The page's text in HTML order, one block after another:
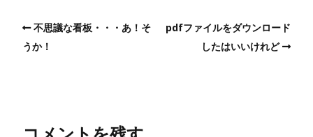
不思議な看板・・・あ！そ
うか！
pdfファイルをダウンロード
したはいいけれど